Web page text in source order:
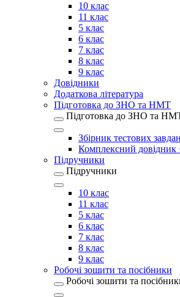
10 клас
11 клас
5 клас
6 клас
7 клас
8 клас
9 клас
Довідники
Додаткова література
Підготовка до ЗНО та НМТ
Підготовка до ЗНО та
Збірник тестових
Комплексний довідник
Підручники
Підручники
10 клас
11 клас
5 клас
6 клас
7 клас
8 клас
9 клас
Робочі зошити та посібники
Робочі зошити та